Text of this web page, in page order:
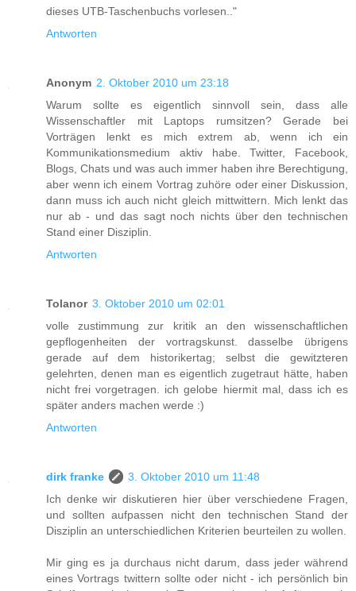
dieses UTB-Taschenbuchs vorlesen.."
Antworten
Anonym 2. Oktober 2010 um 23:18
Warum sollte es eigentlich sinnvoll sein, dass alle
Wissenschaftler mit Laptops rumsitzen? Gerade bei
Vorträgen lenkt es mich extrem ab, wenn ich ein
Kommunikationsmedium aktiv habe. Twitter, Facebook,
Blogs, Chats und was auch immer haben ihre Berechtigung,
aber wenn ich einem Vortrag zuhöre oder einer Diskussion,
dann muss ich auch nicht gleich mittwittern. Mich lenkt das
nur ab - und das sagt noch nichts über den technischen
Stand einer Disziplin.
Antworten
Tolanor 3. Oktober 2010 um 02:01
volle zustimmung zur kritik an den wissenschaftlichen
gepflogenheiten der vortragskunst. dasselbe übrigens
gerade auf dem historikertag; selbst die gewitzteren
gelehrten, denen man es eigentlich zugetraut hätte, haben
nicht frei vorgetragen. ich gelobe hiermit mal, dass ich es
später anders machen werde :)
Antworten
dirk franke
3. Oktober 2010 um 11:48
Ich denke wir diskutieren hier über verschiedene Fragen,
und sollten aufpassen nicht den technischen Stand der
Disziplin an unterschiedlichen Kriterien beurteilen zu wollen.
Mir ging es ja durchaus nicht darum, dass jeder während
eines Vortrags twittern sollte oder nicht - ich persönlich bin